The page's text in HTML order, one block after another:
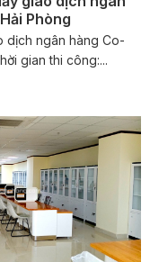
Phòng
dịch ngân hàng Co-
gian thi công:...